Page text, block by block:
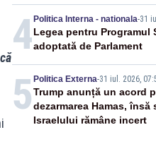
4Politica Interna - nationala-31
Legea pentru Programul
adoptată de Parlament
5 Politica Externa-31 iul. 2026,
Trump anunță un acord
dezarmarea Hamas, însă
Israelului rămâne incert